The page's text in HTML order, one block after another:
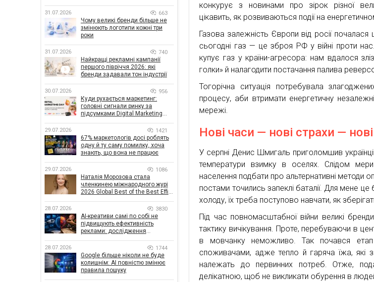
конкурує з новинами про зірок різної
цікавить, як розвиваються події на
Газова залежність Європи від росії почалася
сьогодні газ — це зброя РФ у війні проти
купує газ у країни-агресора: нам вдалося
голки» й налагодити постачання палива
Тогорічна ситуація потребувала
процесу, аби втримати енергетичну
мережі.
Нові часи — нові страхи — нові
У серпні Денис Шмигаль приголомшив
температури взимку в оселях. Слідом
населення подбати про альтернативні методи
постами точились запеклі баталії. Для мене
холоду, їх треба поступово навчати, як
Під час повномасштабної війни великі
тактику вичікування. Проте, перебуваючи в
в мовчанку неможливо. Так почався етап
споживачами, адже тепло й гаряча їжа, які
належать до первинних потреб. Отже,
делікатною, щоб не викликати обурення в
31.07.2026 663
Чому великі бренди більше не
змінюють логотипи кожні три
роки
31.07.2026 740
Найкращі рекламні кампанії
першого півріччя 2026: які
бренди задавали тон індустрії
30.07.2026 956
Куди рухається маркетинг:
головні сигнали ринку за
підсумками Digital Marketing
29.07.2026 1421
67% маркетологів досі роблять
одну й ту саму помилку, хоча
знають, що вона не працює
29.07.2026 1086
Наталія Морозова стала
членкинею міжнародного журі
2026 Global Best of the Best Effie
28.07.2026 3830
AI-креативи самі по собі не
підвищують ефективність
реклами: дослідження
впливає на ефективність
кампаній
28.07.2026 1744
Google більше ніколи не буде
колишнім: AI повністю змінює
правила пошуку